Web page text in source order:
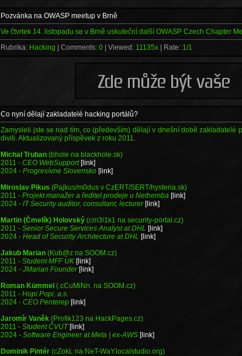
Pozvánka na OWASP meetup v Brně
Ve čtvrtek 14. listopadu se v Brně uskuteční další OWASP Czech Chapter
Rubrika: Hacking | Comments:0 | Viewed: 11135x | Rate: 1/1
Co nyní dělají zakladatelé hacking portálů?
Zamysleli jste se nad tím, co (především) dělají v dnešní době zakladatelé
divili. Aktualizovaný příspěvek z roku 2011.
Michal Truban (bhole na blackhole.sk)
2011 -CEO WebSupport [link]
2024 -Progresívne Slovensko [link]
Miroslav Pikus (Pajkus/m0dus v CzERT/SERT/hysteria.sk)
2011 -Projekt manažer a ředitel prodeje u Nethemba [link]
2024 -IT Security auditor, consultant, lecturer [link]
Martin (Čmelík) Holovský (cm3l1k1 na security-portal.cz)
2011 -Senior Secure Services Analyst at DHL [link]
2024 -Head of Security Architecture at DHL [link]
Jakub Marian (Kub@z na SOOM.cz)
2011 -Student MFF UK [link]
2024 -JMarian Founder [link]
Roman Kümmel (.cCuMiNn. na SOOM.cz)
2011 -Hopi Popi, a.s.
2024 -CEO Penterep [link]
Jaromír Vaněk (Profik123 na HackPages.cz)
2011 -Student ČVUT [link]
2024 -Software Engineer at Meta | ex-AWS [link]
Dominik Pintér (cZokL na NeT-WaY.localstudio.org)